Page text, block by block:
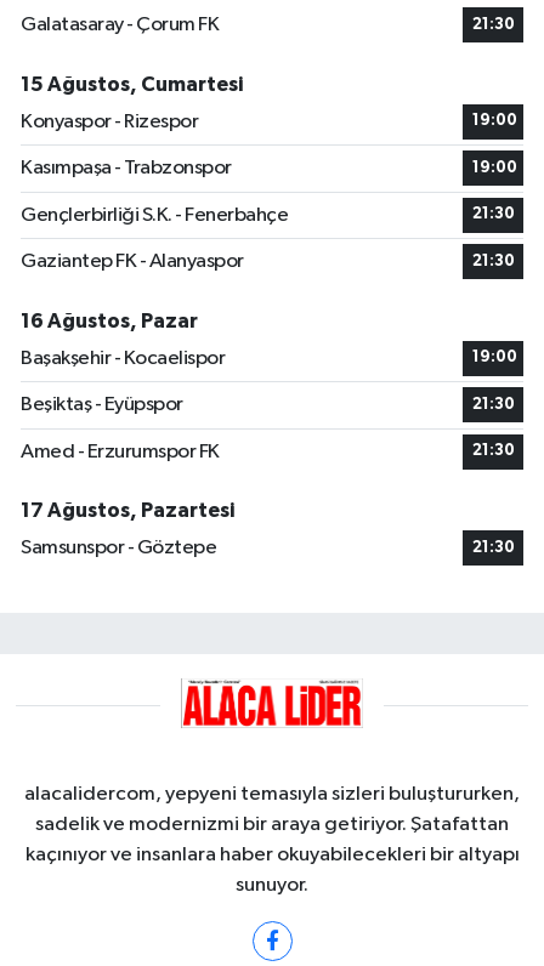
Galatasaray - Çorum FK
21:30
15 Ağustos, Cumartesi
Konyaspor - Rizespor
19:00
Kasımpaşa - Trabzonspor 19:00
Gençlerbirliği S.K. - Fenerbahçe 21:30
Gaziantep FK - Alanyaspor 21:30
16 Ağustos, Pazar
Başakşehir - Kocaelispor
19:00
Beşiktaş - Eyüpspor 21:30
Amed - Erzurumspor FK 21:30
17 Ağustos, Pazartesi
Samsunspor - Göztepe
21:30
alacalidercom, yepyeni temasıyla sizleri buluştururken,
sadelik ve modernizmi bir araya getiriyor. Şatafattan
kaçınıyor ve insanlara haber okuyabilecekleri bir altyapı
sunuyor.